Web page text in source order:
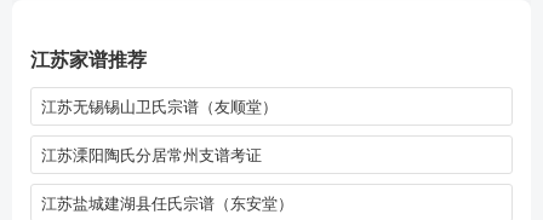
江苏家谱推荐
江苏无锡锡山卫氏宗谱（友顺堂）
江苏溧阳陶氏分居常州支谱考证
江苏盐城建湖县任氏宗谱（东安堂）